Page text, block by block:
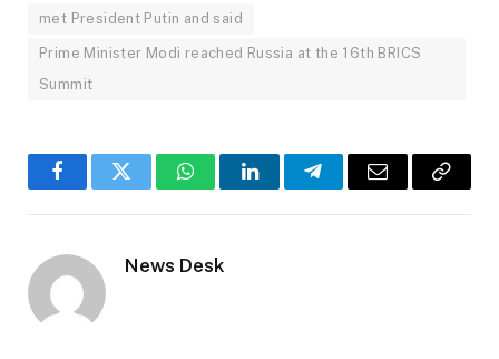
met President Putin and said
Prime Minister Modi reached Russia at the 16th BRICS
Summit
FacebookTwitter WhatsAppLinkedInTelegramEmail
Copy
News Desk